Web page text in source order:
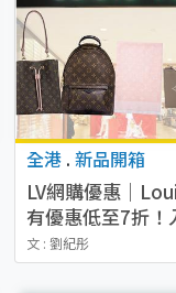
全港 .新品開箱
LV網購優惠｜
有優惠低至7折！
銀包、手袋平足
文 : 劉紀彤